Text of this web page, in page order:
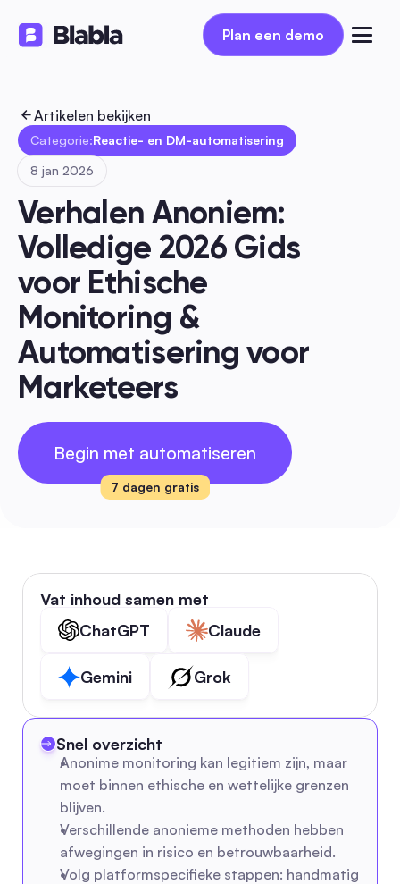
Plan een demo
Plan een demo
Artikelen bekijken
Categorie:Reactie- en DM-automatisering
8 jan 2026
Verhalen Anoniem:
Volledige 2026 Gids
voor Ethische
Monitoring &
Automatisering voor
Marketeers
Begin met automatiseren
7 dagen gratis
Vat inhoud samen met
ChatGPT
Claude
Gemini Grok
Snel overzicht
Anonime monitoring kan legitiem zijn, maar
moet binnen ethische en wettelijke grenzen
blijven.
Verschillende anonieme methoden hebben
afwegingen in risico en betrouwbaarheid.
Volg platformspecifieke stappen: handmatig